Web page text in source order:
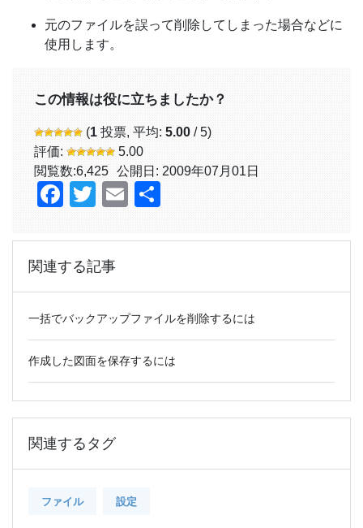
元のファイルを誤って削除してしまった場合などに
使用します。
この情報は役に立ちましたか？
(1 投票, 平均: 5.00 / 5)
評価:
5.00
閲覧数:6,425 公開日: 2009年07月01日
Facebook
Twitter
Email
関連する記事
一括でバックアップファイルを削除するには
作成した図面を保存するには
関連するタグ
ファイル 設定